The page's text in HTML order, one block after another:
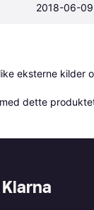
2018-06-09
eksterne kilder
dette
Klarna